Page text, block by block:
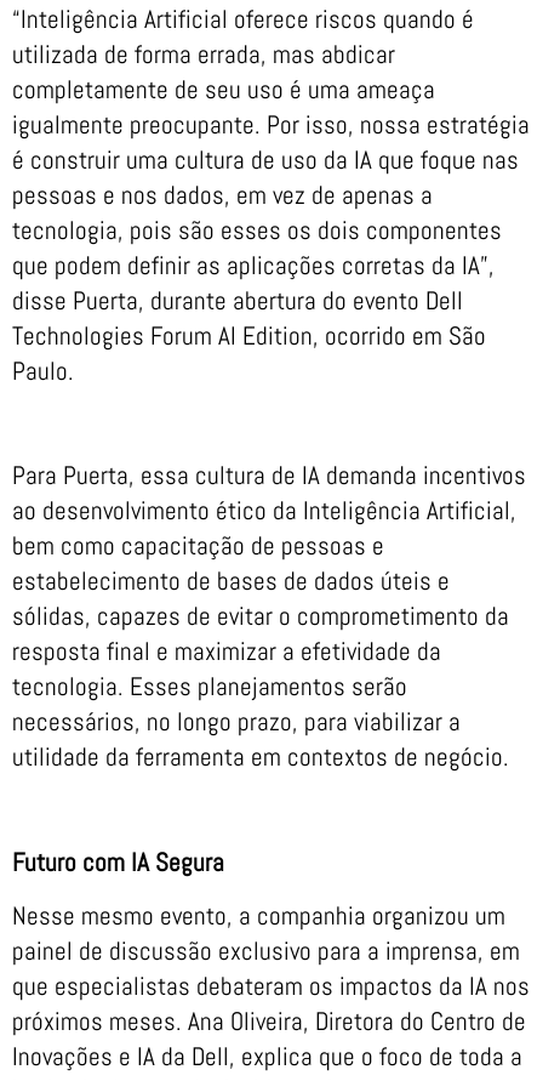
“Inteligência Artificial oferece riscos quando é
utilizada de forma errada, mas abdicar
completamente de seu uso é uma ameaça
igualmente preocupante. Por isso, nossa estratégia
é construir uma cultura de uso da IA que foque nas
pessoas e nos dados, em vez de apenas a
tecnologia, pois são esses os dois componentes
que podem definir as aplicações corretas da IA”,
disse Puerta, durante abertura do evento Dell
Technologies Forum AI Edition, ocorrido em São
Paulo.
Para Puerta, essa cultura de IA demanda incentivos
ao desenvolvimento ético da Inteligência Artificial,
bem como capacitação de pessoas e
estabelecimento de bases de dados úteis e
sólidas, capazes de evitar o comprometimento da
resposta final e maximizar a efetividade da
tecnologia. Esses planejamentos serão
necessários, no longo prazo, para viabilizar a
utilidade da ferramenta em contextos de negócio.
Futuro com IA Segura
Nesse mesmo evento, a companhia organizou um
painel de discussão exclusivo para a imprensa, em
que especialistas debateram os impactos da IA nos
próximos meses. Ana Oliveira, Diretora do Centro de
Inovações e IA da Dell, explica que o foco de toda a